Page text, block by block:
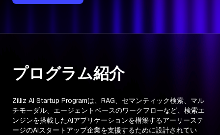
プログラム紹介
Zilliz AI Startup Programは、RAG、セマンティック検索、マル
チモーダル、エージェントベースのワークフローなど、検索エ
ンジンを搭載したAIアプリケーションを構築するアーリーステ
ージのAIスタートアップ企業を支援するために設計されてい